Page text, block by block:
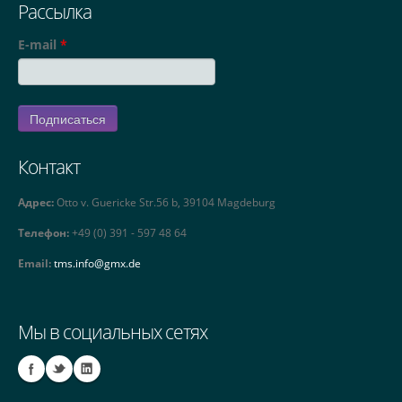
Рассылка
E-mail *
Контакт
Адрес:Otto v. Guericke Str.56 b, 39104 Magdeburg
Телефон:+49 (0) 391 - 597 48 64
Email:tms.info@gmx.de
Мы в социальных сетях